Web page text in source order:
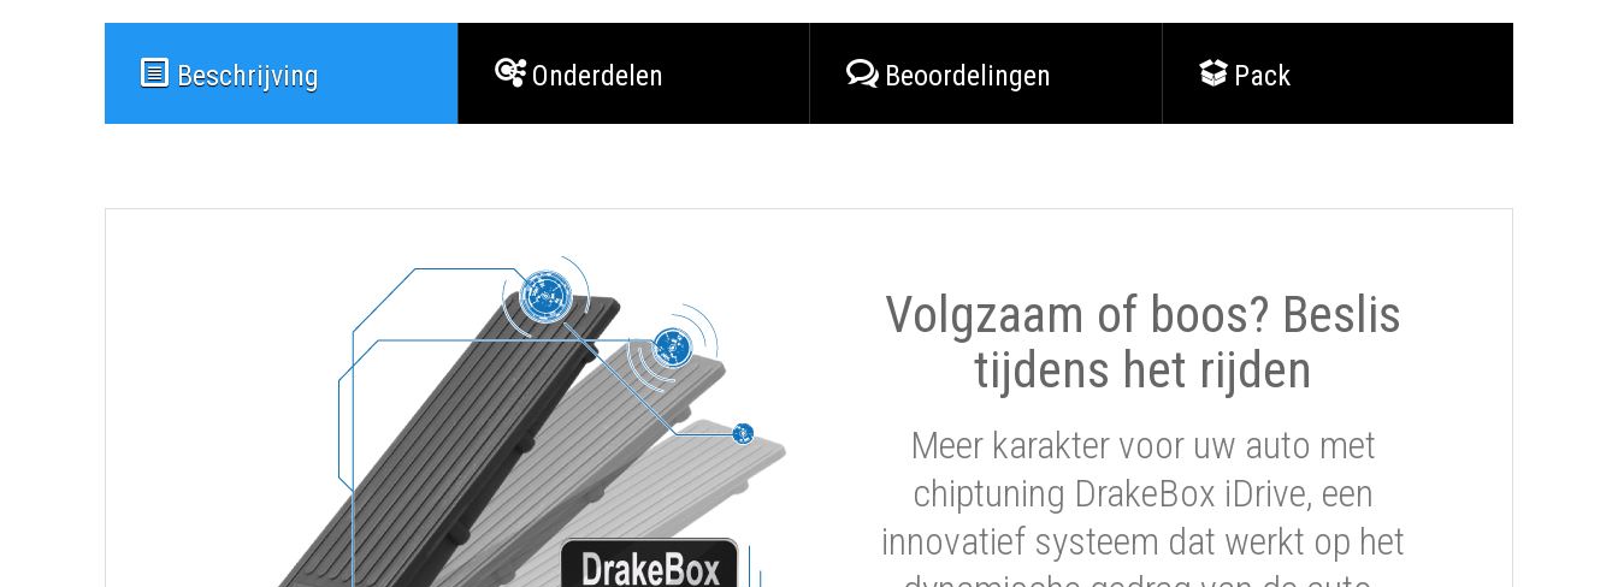
Beschrijving Onderdelen Beoordelingen Pack
Volgzaam of boos? Beslis
tijdens het rijden
Meer karakter voor uw auto met
chiptuning DrakeBox iDrive, een
innovatief systeem dat werkt op het